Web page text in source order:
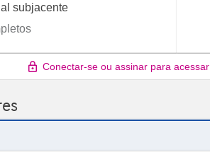
subjacente
Conectar-se ou assinar para